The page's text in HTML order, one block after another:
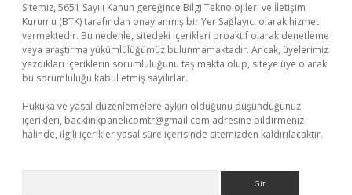
Sitemiz, 5651 Sayılı Kanun gereğince Bilgi Teknolojileri ve İletişim
Kurumu (BTK) tarafından onaylanmış bir Yer Sağlayıcı olarak hizmet
vermektedir. Bu nedenle, sitedeki içerikleri proaktif olarak denetleme
veya araştırma yükümlülüğümüz bulunmamaktadır. Ancak, üyelerimiz
yazdıkları içeriklerin sorumluluğunu taşımakta olup, siteye üye olarak
bu sorumluluğu kabul etmiş sayılırlar.
Hukuka ve yasal düzenlemelere aykırı olduğunu düşündüğünüz
içerikleri, backlinkpanelicomtr@gmail.com adresine bildirmeniz
halinde, ilgili içerikler yasal süre içerisinde sitemizden kaldırılacaktır.